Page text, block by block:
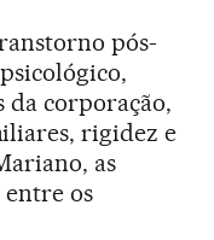
pós-
da corporação,
rigidez e
as
os